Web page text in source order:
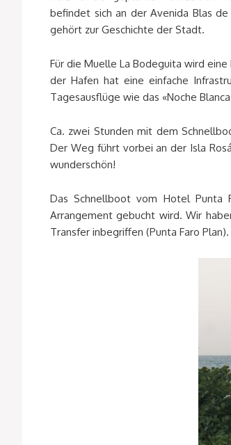
befindet sich an der Avenida Blas
gehört zur Geschichte der Stadt.
Für die Muelle La Bodeguita wird
der Hafen hat eine einfache
Tagesausflüge wie das «Noche
Ca. zwei Stunden mit dem
Der Weg führt vorbei an der Isla
wunderschön!
Das Schnellboot vom Hotel Punta
Arrangement gebucht wird. Wir
Transfer inbegriffen (Punta Faro Plan).